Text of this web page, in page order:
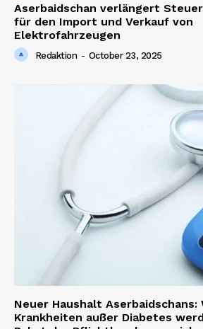
News
Magazine
Aserbaidschan verlängert
für den Import und Verkauf von
Elektrofahrzeugen
Redaktion - October 23, 2025
Neuer Haushalt Aserbaidschans:
Krankheiten außer Diabetes